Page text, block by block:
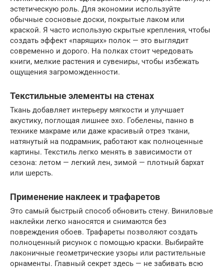
эстетическую роль. Для экономии используйте
обычные сосновые доски, покрытые лаком или
краской. Я часто использую скрытые крепления, чтобы
создать эффект «парящих» полок — это выглядит
современно и дорого. На полках стоит чередовать
книги, мелкие растения и сувениры, чтобы избежать
ощущения загроможденности.
Текстильные элементы на стенах
Ткань добавляет интерьеру мягкости и улучшает
акустику, поглощая лишнее эхо. Гобелены, панно в
технике макраме или даже красивый отрез ткани,
натянутый на подрамник, работают как полноценные
картины. Текстиль легко менять в зависимости от
сезона: летом — легкий лен, зимой — плотный бархат
или шерсть.
Применение наклеек и трафаретов
Это самый быстрый способ обновить стену. Виниловые
наклейки легко наносятся и снимаются без
повреждения обоев. Трафареты позволяют создать
полноценный рисунок с помощью краски. Выбирайте
лаконичные геометрические узоры или растительные
орнаменты. Главный секрет здесь — не забивать всю